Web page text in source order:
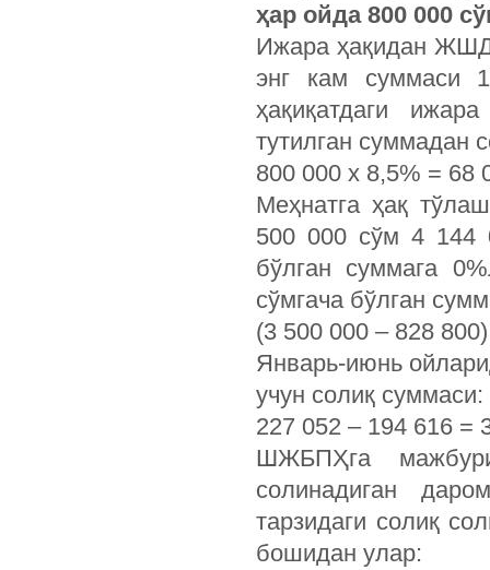
ҳар ойда 800 000
Ижара ҳақидан
энг кам суммаси
ҳақиқатдаги
тутилган суммадан
800 000 х 8,5% = 68
Меҳнатга ҳақ
500 000 сўм 4 144
бўлган суммага
сўмгача бўлган
(3 500 000 – 828
Январь-июнь
учун солиқ суммаси:
227 052 – 194 616 =
ШЖБПҲга
солинадиган
тарзидаги солиқ
бошидан улар: